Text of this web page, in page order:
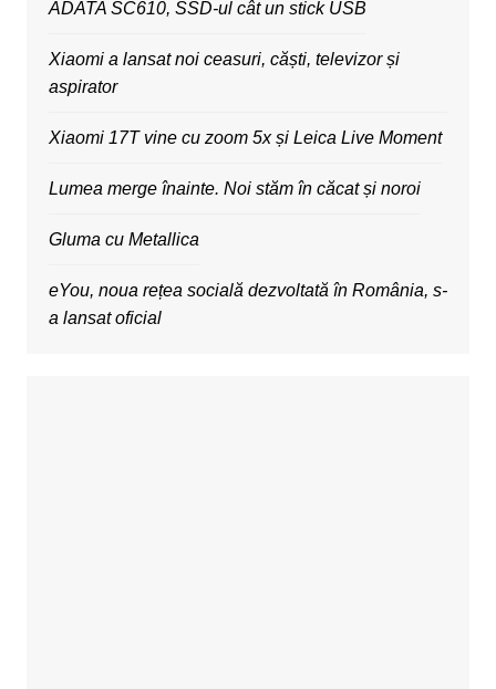
ADATA SC610, SSD-ul cât un stick USB
Xiaomi a lansat noi ceasuri, căști, televizor și
aspirator
Xiaomi 17T vine cu zoom 5x și Leica Live Moment
Lumea merge înainte. Noi stăm în căcat și noroi
Gluma cu Metallica
eYou, noua rețea socială dezvoltată în România, s-
a lansat oficial